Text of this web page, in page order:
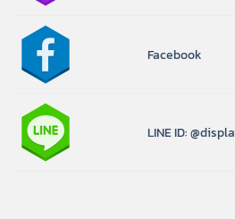
Facebook
LINE ID: